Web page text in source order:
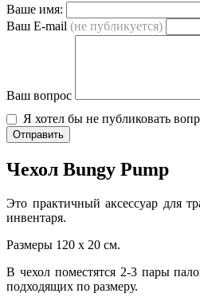
Ваше имя:
Ваш E-mail (не публикуется)
Ваш вопрос
Я хотел бы не публиковать
Отправить
Чехол Bungy Pump
Это практичный аксессуар для
инвентаря.
Размеры 120 х 20 см.
В чехол поместятся 2-3 пары
подходящих по размеру.